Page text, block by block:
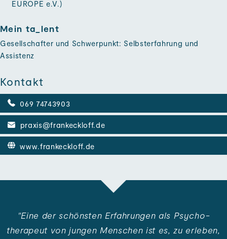
EUROPE e.V.)
Mein ta_lent
Gesellschafter und Schwerpunkt: Selbsterfahrung und
Assistenz
Kontakt
069 74743903
praxis@frankeckloff.de
www.frankeckloff.de
"Eine der schönsten Erfahrungen als Psycho­
therapeut von jungen Menschen ist es, zu er­leben,